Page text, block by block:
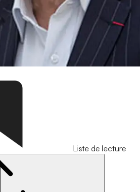
Liste de lecture